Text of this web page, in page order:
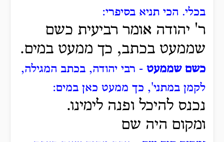
בכלי. הכי תניא בסיפרי:
ר' יהודה אומר רביעית כשם
שממעט בכתב, כך ממעט במים.
כשם שממעט - רבי יהודה, בכתב המגילה,
לקמן במתני', כך ממעט כאן במים:
נכנס להיכל ופנה לימינו.
ומקום היה שם